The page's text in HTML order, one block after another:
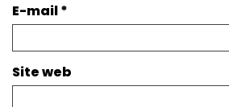
E-mail*
Site web